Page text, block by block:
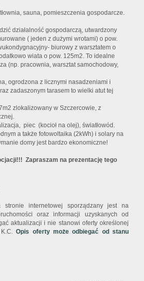
sauna, pomieszczenia gospodarcze.
działalność gospodarczą, utwardzony
( jeden z dużymi wrotami) o pow.
biurowy z warsztatem o
wiata o pow. 125m2. To idealne
(np. pracownia, warsztat samochodowy,
ogrodzona z licznymi nasadzeniami i
zadaszonym tarasem to wielki atut tej
zlokalizowany w Szczercowie, z
piec (kocioł na olej), światłowód.
a także fotowoltaika (2kWh) i solary na
domy jest bardzo ekonomiczne!
Zapraszam na prezentację tego
stronie internetowej sporządzany jest na
oraz informacji uzyskanych od
aktualizacji i nie stanowi oferty określonej
K.C.Opis oferty może odbiegać od stanu